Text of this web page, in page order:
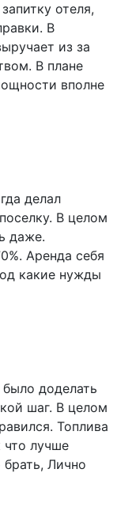
отеля,
В
из за
В плане
вполне
делал
В целом
даже.
Аренда себя
какие нужды
доделать
шаг. В целом
Топлива
что лучше
брать, Лично